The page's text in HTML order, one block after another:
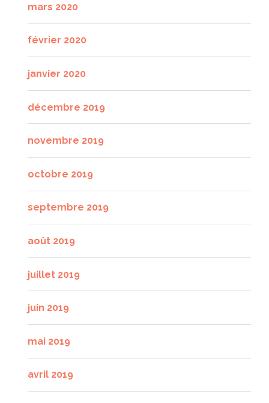
mars 2020
février 2020
janvier 2020
décembre 2019
novembre 2019
octobre 2019
septembre 2019
août 2019
juillet 2019
juin 2019
mai 2019
avril 2019